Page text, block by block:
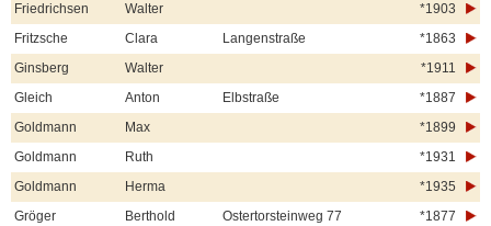
Friedrichsen
Walter
*1903
Fritzsche
Clara Langenstraße
*1863
Ginsberg
Walter
*1911
Gleich
Anton Elbstraße
*1887
Goldmann
Max
*1899
Goldmann
Ruth
*1931
Goldmann
Herma
*1935
Gröger
Berthold Ostertorsteinweg 77
*1877